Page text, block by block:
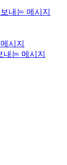
내는 메시지
시지
는 메시지